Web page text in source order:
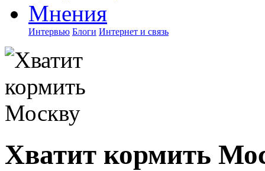
Мнения
Интервью Блоги Интернет и связь
Хватит кормить